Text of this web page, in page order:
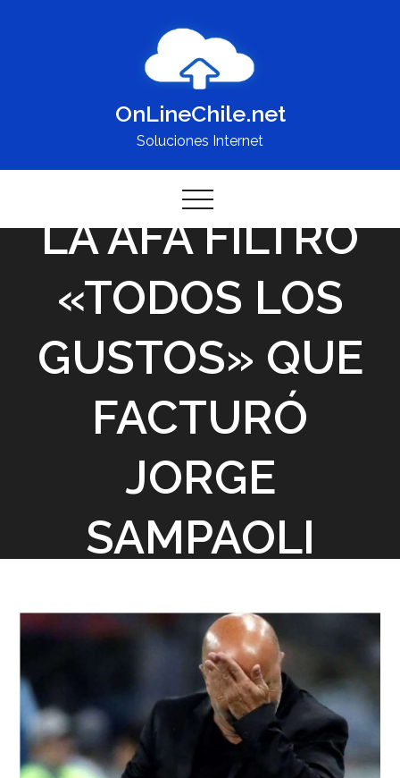
OnLineChile.net
Soluciones Internet
LA AFA FILTRÓ
«TODOS LOS
GUSTOS» QUE
FACTURÓ
JORGE
SAMPAOLI